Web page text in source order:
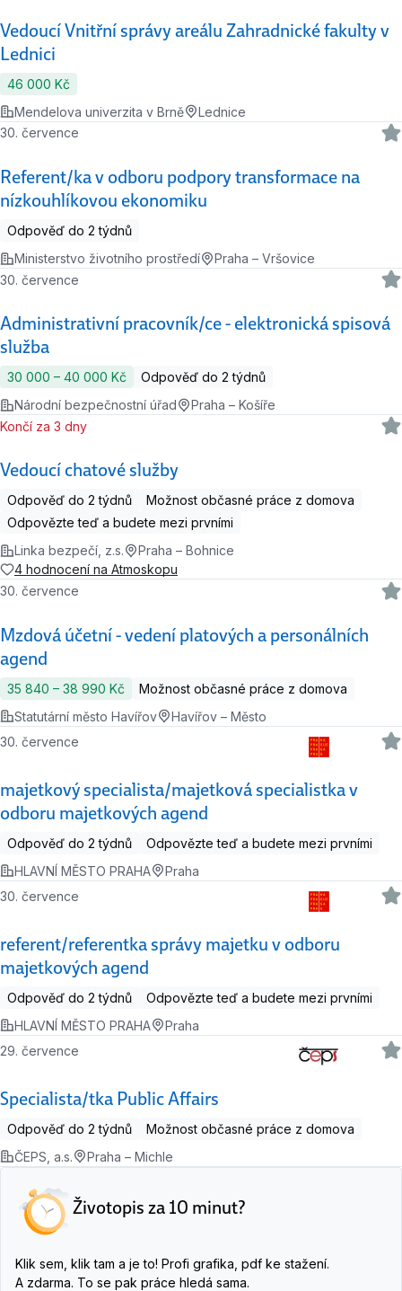
Vedoucí Vnitřní správy areálu Zahradnické fakulty v
Lednici
46 000 Kč
Mendelova univerzita v Brně
Lednice
Referent/ka v odboru podpory transformace na
nízkouhlíkovou ekonomiku
30. července
Odpověď do 2 týdnů
Ministerstvo životního prostředí
Praha – Vršovice
Administrativní pracovník/ce - elektronická spisová
služba
30. července
30 000 ‍–‍ 40 000 Kč
Odpověď do 2 týdnů
Národní bezpečnostní úřad
Praha – Košíře
Vedoucí chatové služby
Končí za 3 dny
Odpověď do 2 týdnů
Možnost občasné práce z domova
Odpovězte teď a budete mezi prvními
Linka bezpečí, z.s.
Praha – Bohnice
4 hodnocení na Atmoskopu
Mzdová účetní - vedení platových a personálních
agend
30. července
35 840 ‍–‍ 38 990 Kč
Možnost občasné práce z domova
Statutární město Havířov
Havířov – Město
majetkový specialista/majetková specialistka v
odboru majetkových agend
30. července
Odpověď do 2 týdnů
Odpovězte teď a budete mezi prvními
HLAVNÍ MĚSTO PRAHA
Praha
referent/referentka správy majetku v odboru
majetkových agend
30. července
Odpověď do 2 týdnů
Odpovězte teď a budete mezi prvními
HLAVNÍ MĚSTO PRAHA
Praha
Specialista/tka Public Affairs
29. července
Odpověď do 2 týdnů
Možnost občasné práce z domova
ČEPS, a.s.
Praha – Michle
Životopis za 10 minut?
Klik sem, klik tam a je to! Profi grafika, pdf ke stažení.
A zdarma. To se pak práce hledá sama.